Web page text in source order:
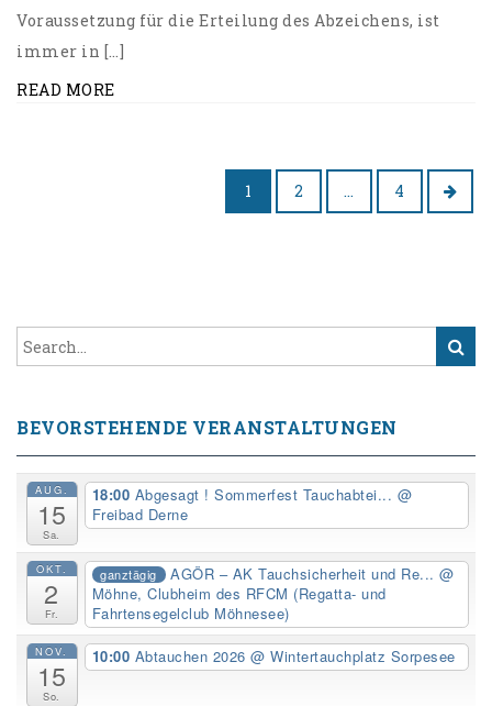
Voraussetzung für die Erteilung des Abzeichens, ist
immer in […]
READ MORE
1 2 … 4
BEVORSTEHENDE VERANSTALTUNGEN
AUG.
15
Sa.
18:00 Abgesagt ! Sommerfest Tauchabtei... @
Freibad Derne
OKT.
2
Fr.
ganztägig AGÖR – AK Tauchsicherheit und Re...@
Möhne, Clubheim des RFCM (Regatta- und
Fahrtensegelclub Möhnesee)
NOV.
15
So.
10:00 Abtauchen 2026@ Wintertauchplatz Sorpesee